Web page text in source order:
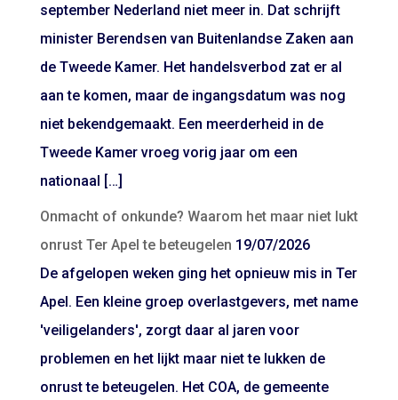
september Nederland niet meer in. Dat schrijft
minister Berendsen van Buitenlandse Zaken aan
de Tweede Kamer. Het handelsverbod zat er al
aan te komen, maar de ingangsdatum was nog
niet bekendgemaakt. Een meerderheid in de
Tweede Kamer vroeg vorig jaar om een
nationaal […]
Onmacht of onkunde? Waarom het maar niet lukt
onrust Ter Apel te beteugelen 19/07/2026
De afgelopen weken ging het opnieuw mis in Ter
Apel. Een kleine groep overlastgevers, met name
'veiligelanders', zorgt daar al jaren voor
problemen en het lijkt maar niet te lukken de
onrust te beteugelen. Het COA, de gemeente